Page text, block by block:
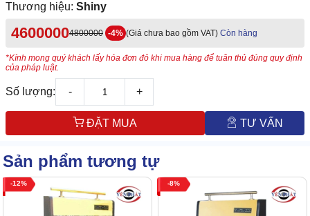
Thương hiệu: Shiny
46000004800000 -4% (Giá chưa bao gồm VAT) Còn hàng
*Kính mong quý khách lấy hóa đơn đỏ khi mua hàng để tuân thủ đúng quy định
của pháp luật.
Số lượng: - +
ĐẶT MUA TƯ VẤN
Sản phẩm tương tự
12 8